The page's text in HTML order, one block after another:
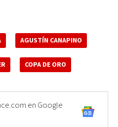
AGUSTÍN CANAPINO
COPA DE ORO
en Google